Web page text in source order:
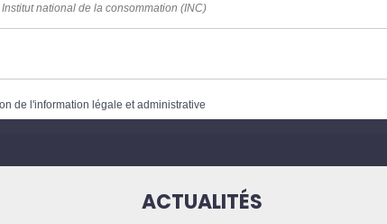
Institut national de la consommation (INC)
de l'information légale et administrative
ACTUALITÉS